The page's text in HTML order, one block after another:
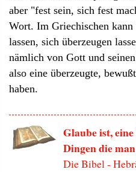
aber "fest sein, sich fest
Wort. Im Griechischen
lassen, sich überzeugen
nämlich von Gott und
also eine überzeugte,
haben.
Glaube ist,
Dingen die
Die Bibel -